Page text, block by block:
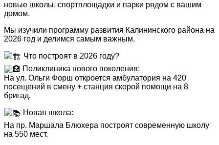
EMS-фитнес
Тренажерный зал
детей
Стрелковый комплекс СШОР №3
Стрельба из огнестрельного оружия
новые школы, спортплощадки и парки рядом с вашим
домом.
Мы изучили программу развития Калининского района на
2026 год и делимся самым важным.
Что построят в 2026 году?
Поликлиника нового поколения:
На ул. Ольги Форш откроется амбулатория на 420
посещений в смену + станция скорой помощи на 8
бригад.
Новая школа:
На пр. Маршала Блюхера построят современную школу
на 550 мест.